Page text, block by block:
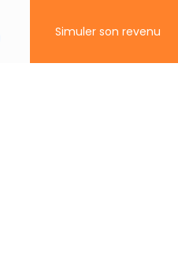
privé Simuler son revenu